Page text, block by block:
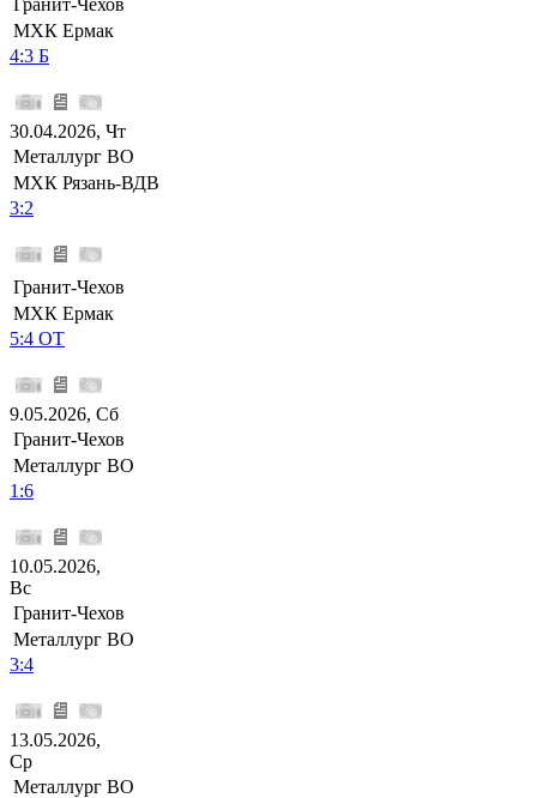
Гранит-Чехов
МХК Ермак
4:3 Б
30.04.2026, Чт
Металлург ВО
МХК Рязань-ВДВ
3:2
Гранит-Чехов
МХК Ермак
5:4 ОТ
9.05.2026, Сб
Гранит-Чехов
Металлург ВО
1:6
10.05.2026,
Вс
Гранит-Чехов
Металлург ВО
3:4
13.05.2026,
Ср
Металлург ВО